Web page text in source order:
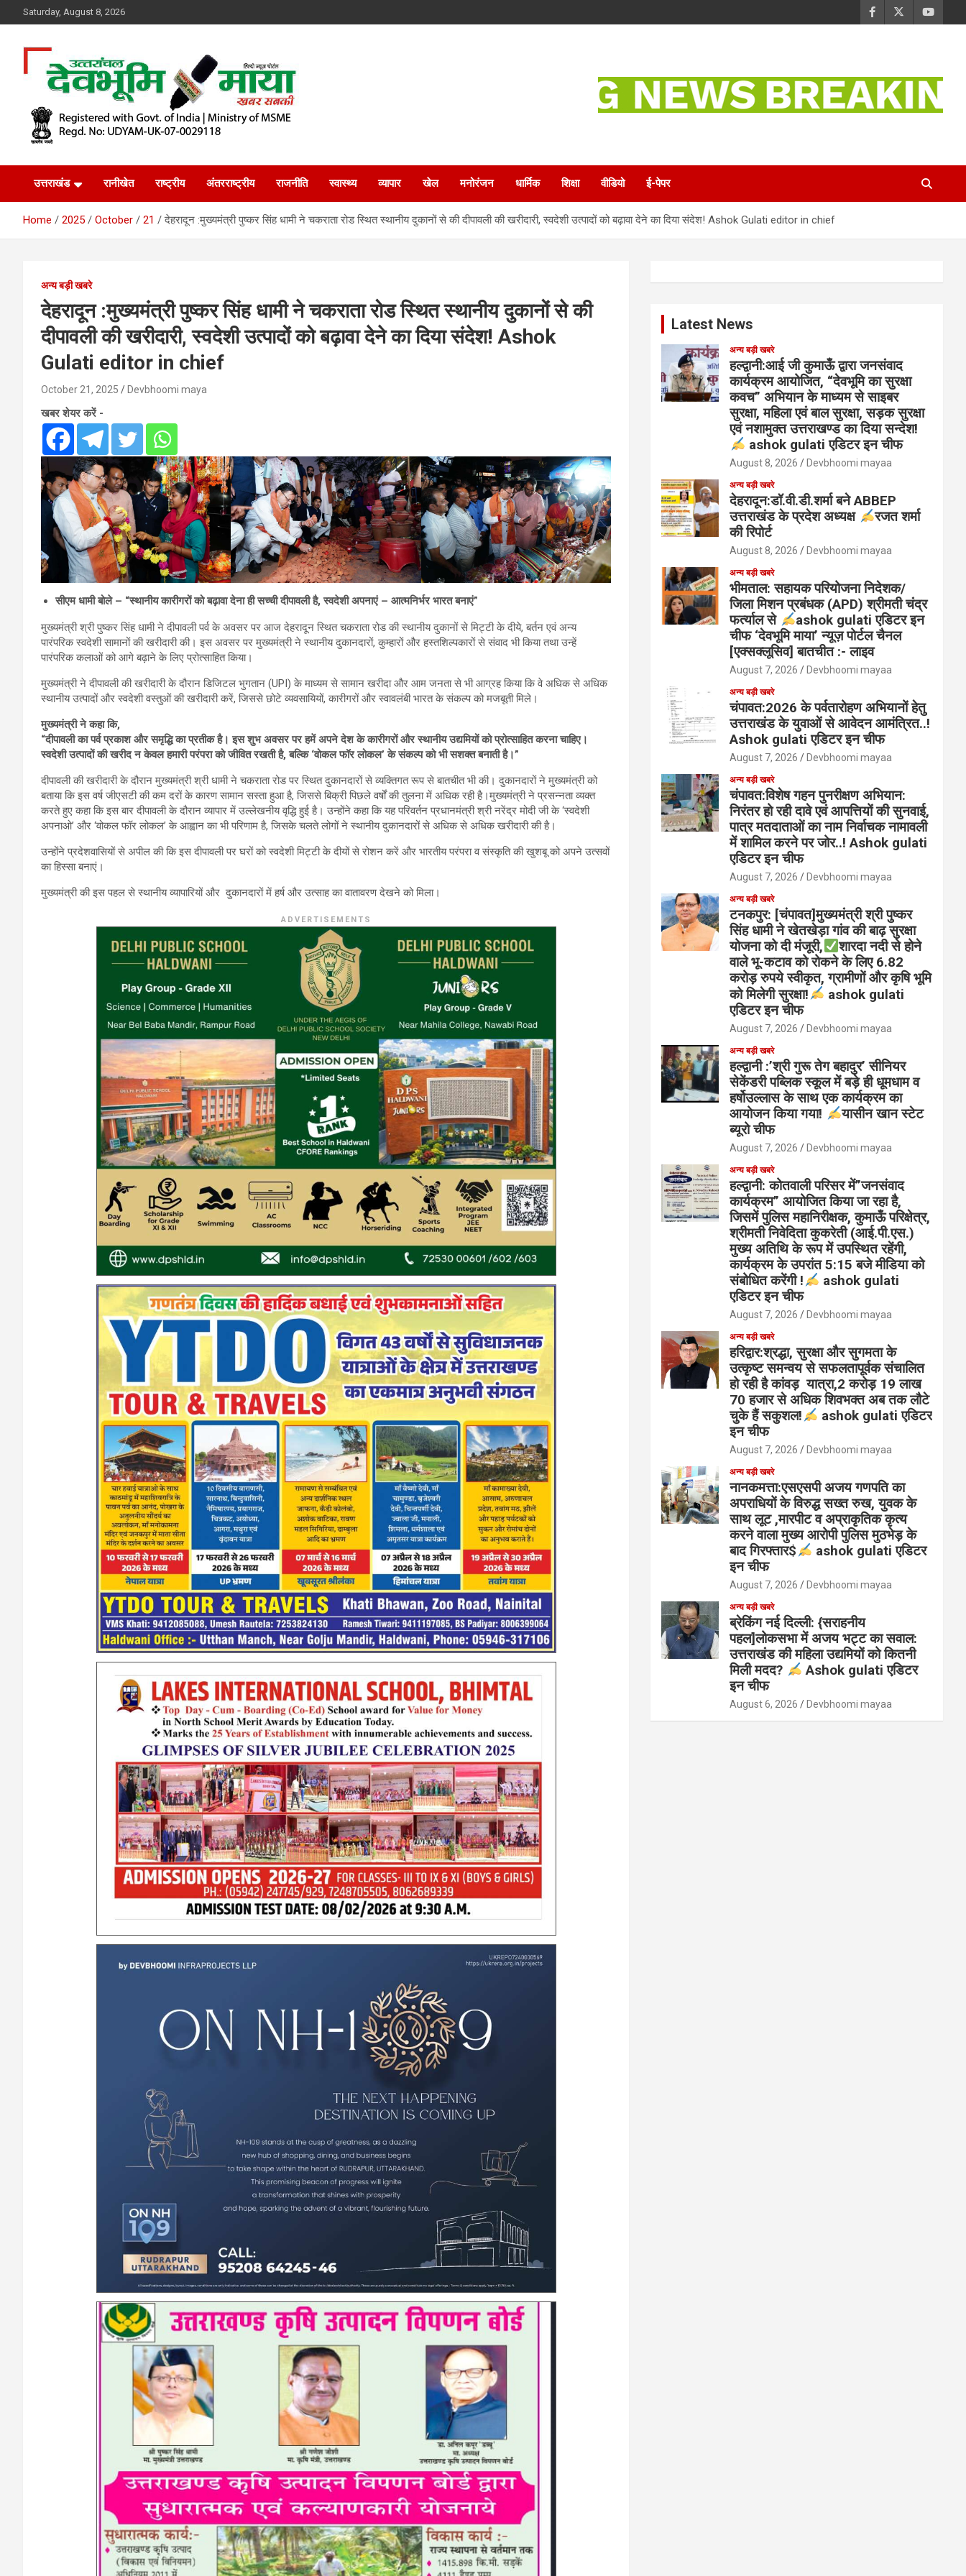
to
Saturday, August 8, 2026
Dev Bhoomi Maya
उत्तराखंड रानीखेत राष्ट्रीय अंतरराष्ट्रीय राजनीति स्वास्थ्य व्यापार खेल मनोरंजन धार्मिक शिक्षा वीडियो ई-पेपर
Home 2025 October 21 देहरादून :मुख्यमंत्री पुष्कर सिंह धामी ने चकराता रोड स्थित स्थानीय दुकानों से की दीपावली की खरीदारी, स्वदेशी उत्पादों को बढ़ावा देने का दिया संदेश! Ashok Gulati editor in chief
अन्य बड़ी खबरे
देहरादून :मुख्यमंत्री पुष्कर सिंह धामी ने चकराता रोड स्थित स्थानीय दुकानों से की
दीपावली की खरीदारी, स्वदेशी उत्पादों को बढ़ावा देने का दिया संदेश! Ashok
Gulati editor in chief
October 21, 2025 Devbhoomi maya
खबर शेयर करें -
सीएम धामी बोले – “स्थानीय कारीगरों को बढ़ावा देना ही सच्ची दीपावली है, स्वदेशी अपनाएं – आत्मनिर्भर भारत बनाएं”
मुख्यमंत्री श्री पुष्कर सिंह धामी ने दीपावली पर्व के अवसर पर आज देहरादून स्थित चकराता रोड की स्थानीय दुकानों से मिट्टी के दीये, बर्तन एवं अन्य
पारंपरिक स्वदेशी सामानों की खरीदारी की। इस अवसर पर मुख्यमंत्री ने स्थानीय दुकानदारों, कुम्हारों और हस्तशिल्पकारों से संवाद भी किया तथा उन्हें
पारंपरिक कलाओं को आगे बढ़ाने के लिए प्रोत्साहित किया।
मुख्यमंत्री ने दीपावली की खरीदारी के दौरान डिजिटल भुगतान (UPI) के माध्यम से सामान खरीदा और आम जनता से भी आग्रह किया कि वे अधिक से अधिक
स्थानीय उत्पादों और स्वदेशी वस्तुओं की खरीदारी करें, जिससे छोटे व्यवसायियों, कारीगरों और स्वावलंबी भारत के संकल्प को मजबूती मिले।
मुख्यमंत्री ने कहा कि,
“दीपावली का पर्व प्रकाश और समृद्धि का प्रतीक है। इस शुभ अवसर पर हमें अपने देश के कारीगरों और स्थानीय उद्यमियों को प्रोत्साहित करना चाहिए।
स्वदेशी उत्पादों की खरीद न केवल हमारी परंपरा को जीवित रखती है, बल्कि ‘वोकल फॉर लोकल’ के संकल्प को भी सशक्त बनाती है।”
दीपावली की खरीदारी के दौरान मुख्यमंत्री श्री धामी ने चकराता रोड पर स्थित दुकानदारों से व्यक्तिगत रूप से बातचीत भी की। दुकानदारों ने मुख्यमंत्री को
बताया कि इस वर्ष जीएसटी की कम दरों के कारण सामान सस्ता हुआ है, जिससे बिक्री पिछले वर्षों की तुलना में अधिक रही है।मुख्यमंत्री ने प्रसन्नता व्यक्त
करते हुए कहा कि इस बार दीपावली के दौरान व्यापार में उल्लेखनीय वृद्धि हुई है। उन्होंने कहा कि यह परिवर्तन प्रधानमंत्री श्री नरेंद्र मोदी जी के ‘स्वदेशी
अपनाओ’ और ‘वोकल फॉर लोकल’ के आह्वान का भी परिणाम है, जिसके चलते लोगों ने स्थानीय दुकानदारों से अधिक से अधिक खरीदारी की है।
उन्होंने प्रदेशवासियों से अपील की कि इस दीपावली पर घरों को स्वदेशी मिट्टी के दीयों से रोशन करें और भारतीय परंपरा व संस्कृति की खुशबू को अपने उत्सवों
का हिस्सा बनाएं।
मुख्यमंत्री की इस पहल से स्थानीय व्यापारियों और दुकानदारों में हर्ष और उत्साह का वातावरण देखने को मिला।
ADVERTISEMENTS
Latest News
अन्य बड़ी खबरे
हल्द्वानी:आई जी कुमाऊँ द्वारा जनसंवाद
कार्यक्रम आयोजित, “देवभूमि का सुरक्षा
कवच” अभियान के माध्यम से साइबर
सुरक्षा, महिला एवं बाल सुरक्षा, सड़क सुरक्षा
एवं नशामुक्त उत्तराखण्ड का दिया सन्देश!
ashok gulati एडिटर इन चीफ
August 8, 2026 Devbhoomi mayaa
अन्य बड़ी खबरे
देहरादून:डॉ.वी.डी.शर्मा बने ABBEP
उत्तराखंड के प्रदेश अध्यक्ष
रजत शर्मा
की रिपोर्ट
August 8, 2026 Devbhoomi mayaa
अन्य बड़ी खबरे
भीमताल: सहायक परियोजना निदेशक/
जिला मिशन प्रबंधक (APD) श्रीमती चंद्र
फर्त्याल से
ashok gulati एडिटर इन
चीफ ‘देवभूमि माया’ न्यूज़ पोर्टल चैनल
[एक्सक्लूसिव] बातचीत :- लाइव
August 7, 2026 Devbhoomi mayaa
अन्य बड़ी खबरे
चंपावत:2026 के पर्वतारोहण अभियानों हेतु
उत्तराखंड के युवाओं से आवेदन आमंत्रित..!
Ashok gulati एडिटर इन चीफ
August 7, 2026 Devbhoomi mayaa
अन्य बड़ी खबरे
चंपावत:विशेष गहन पुनरीक्षण अभियान:
निरंतर हो रही दावे एवं आपत्तियों की सुनवाई,
पात्र मतदाताओं का नाम निर्वाचक नामावली
में शामिल करने पर जोर..! Ashok gulati
एडिटर इन चीफ
August 7, 2026 Devbhoomi mayaa
अन्य बड़ी खबरे
टनकपुर: [चंपावत]मुख्यमंत्री श्री पुष्कर
सिंह धामी ने खेतखेड़ा गांव की बाढ़ सुरक्षा
योजना को दी मंजूरी,
शारदा नदी से होने
वाले भू-कटाव को रोकने के लिए 6.82
करोड़ रुपये स्वीकृत, ग्रामीणों और कृषि भूमि
को मिलेगी सुरक्षा!
ashok gulati
एडिटर इन चीफ
August 7, 2026 Devbhoomi mayaa
अन्य बड़ी खबरे
हल्द्वानी :’श्री गुरू तेग बहादुर’ सीनियर
सेकेंडरी पब्लिक स्कूल में बड़े ही धूमधाम व
हर्षोउल्लास के साथ एक कार्यक्रम का
आयोजन किया गया!
यासीन खान स्टेट
ब्यूरो चीफ
August 7, 2026 Devbhoomi mayaa
अन्य बड़ी खबरे
हल्द्वानी: कोतवाली परिसर में”जनसंवाद
कार्यक्रम” आयोजित किया जा रहा है,
जिसमें पुलिस महानिरीक्षक, कुमाऊँ परिक्षेत्र,
श्रीमती निवेदिता कुकरेती (आई.पी.एस.)
मुख्य अतिथि के रूप में उपस्थित रहेंगी,
कार्यक्रम के उपरांत 5:15 बजे मीडिया को
संबोधित करेंगी !
ashok gulati
एडिटर इन चीफ
August 7, 2026 Devbhoomi mayaa
अन्य बड़ी खबरे
हरिद्वार:श्रद्धा, सुरक्षा और सुगमता के
उत्कृष्ट समन्वय से सफलतापूर्वक संचालित
हो रही है कांवड़ यात्रा,2 करोड़ 19 लाख
70 हजार से अधिक शिवभक्त अब तक लौटे
चुके हैं सकुशल!
ashok gulati एडिटर
इन चीफ
August 7, 2026 Devbhoomi mayaa
अन्य बड़ी खबरे
नानकमत्ता:एसएसपी अजय गणपति का
अपराधियों के विरुद्ध सख्त रुख, युवक के
साथ लूट ,मारपीट व अप्राकृतिक कृत्य
करने वाला मुख्य आरोपी पुलिस मुठभेड़ के
बाद गिरफ्तार$
ashok gulati एडिटर
इन चीफ
August 7, 2026 Devbhoomi mayaa
अन्य बड़ी खबरे
ब्रेकिंग नई दिल्ली: {सराहनीय
पहल]लोकसभा में अजय भट्ट का सवाल:
उत्तराखंड की महिला उद्यमियों को कितनी
मिली मदद?
Ashok gulati एडिटर
इन चीफ
August 6, 2026 Devbhoomi mayaa